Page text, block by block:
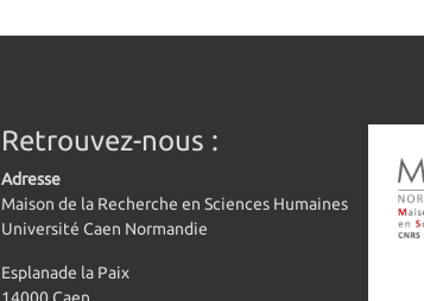
Retrouvez-nous :
Adresse
Maison de la Recherche en Sciences Humaines
Université Caen Normandie
Esplanade la Paix